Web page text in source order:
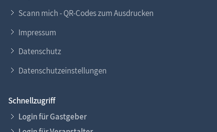
Scann mich - QR-Codes zum Ausdrucken
Impressum
Datenschutz
Datenschutzeinstellungen
Schnellzugriff
Login für Gastgeber